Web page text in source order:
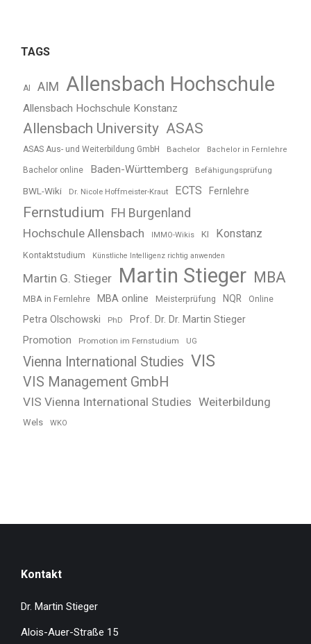
TAGS
AI AIM Allensbach Hochschule
Allensbach Hochschule Konstanz
Allensbach University ASAS
ASAS Aus- und Weiterbildung GmbH Bachelor Bachelor in Fernlehre
Bachelor online Baden-Württemberg Befähigungsprüfung
BWL-Wiki Dr. Nicole Hoffmeister-Kraut ECTS Fernlehre
Fernstudium
FH Burgenland
Hochschule Allensbach
IMMO-Wikis KI Konstanz
Kontaktstudium Künstliche Intelligenz richtig anwenden
Martin G. Stieger Martin Stieger MBA
MBA in Fernlehre MBA online Meisterprüfung NQR Online
Petra Olschowski PhD Prof. Dr. Dr. Martin Stieger
Promotion Promotion im Fernstudium UG
Vienna International Studies VIS
VIS Management GmbH
VIS Vienna International Studies Weiterbildung
Wels WKO
Kontakt
Dr. Martin Stieger
Alois-Auer-Straße 15